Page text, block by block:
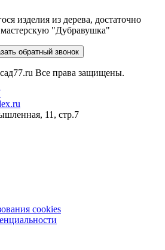
изделия из дерева, достаточно
"Дубравушка"
обратный звонок
Все права защищены.
11, стр.7
cookies